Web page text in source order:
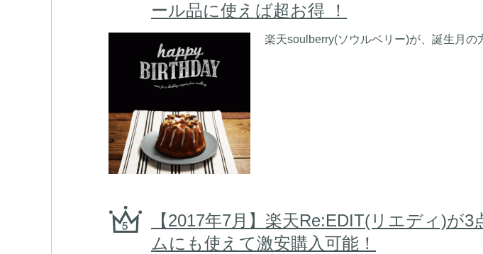
ール品に使えば超お得 ！
楽天soulberry(ソウルベリー)が、誕生月
【2017年7月】楽天Re:EDIT(リエディ)が
ムにも使えて激安購入可能！